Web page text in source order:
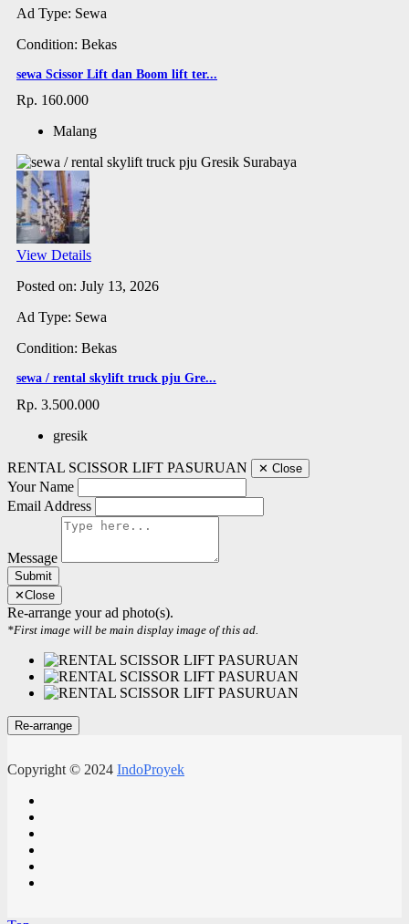
Ad Type: Sewa
Condition: Bekas
sewa Scissor Lift dan Boom lift ter...
Rp. 160.000
Malang
View Details
Posted on: July 13, 2026
Ad Type: Sewa
Condition: Bekas
sewa / rental skylift truck pju Gre...
Rp. 3.500.000
gresik
RENTAL SCISSOR LIFT PASURUAN ✕ Close
Your Name
Email Address
Message
Submit
✕Close
Re-arrange your ad photo(s).
*First image will be main display image of this ad.
Copyright © 2024 IndoProyek